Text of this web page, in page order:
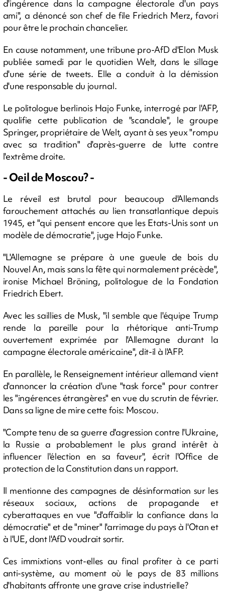
d'ingérence dans la campagne électorale d'un pays
ami", a dénoncé son chef de file Friedrich Merz, favori
pour être le prochain chancelier.
En cause notamment, une tribune pro-AfD d'Elon Musk
publiée samedi par le quotidien Welt, dans le sillage
d'une série de tweets. Elle a conduit à la démission
d'une responsable du journal.
Le politologue berlinois Hajo Funke, interrogé par l'AFP,
qualifie cette publication de "scandale", le groupe
Springer, propriétaire de Welt, ayant à ses yeux "rompu
avec sa tradition" d'après-guerre de lutte contre
l'extrême droite.
- Oeil de Moscou? -
Le réveil est brutal pour beaucoup d'Allemands
farouchement attachés au lien transatlantique depuis
1945, et "qui pensent encore que les Etats-Unis sont un
modèle de démocratie", juge Hajo Funke.
"L'Allemagne se prépare à une gueule de bois du
Nouvel An, mais sans la fête qui normalement précède",
ironise Michael Bröning, politologue de la Fondation
Friedrich Ebert.
Avec les saillies de Musk, "il semble que l'équipe Trump
rende la pareille pour la rhétorique anti-Trump
ouvertement exprimée par l'Allemagne durant la
campagne électorale américaine", dit-il à l'AFP.
En parallèle, le Renseignement intérieur allemand vient
d'annoncer la création d'une "task force" pour contrer
les "ingérences étrangères" en vue du scrutin de février.
Dans sa ligne de mire cette fois: Moscou.
"Compte tenu de sa guerre d'agression contre l'Ukraine,
la Russie a probablement le plus grand intérêt à
influencer l'élection en sa faveur", écrit l'Office de
protection de la Constitution dans un rapport.
Il mentionne des campagnes de désinformation sur les
réseaux sociaux, actions de propagande et
cyberattaques en vue "d'affaiblir la confiance dans la
démocratie" et de "miner" l'arrimage du pays à l'Otan et
à l'UE, dont l'AfD voudrait sortir.
Ces immixtions vont-elles au final profiter à ce parti
anti-système, au moment où le pays de 83 millions
d'habitants affronte une grave crise industrielle?